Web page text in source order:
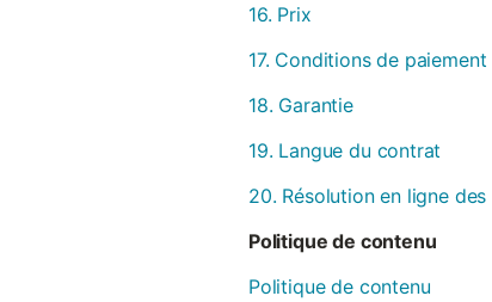
16. Prix
17. Conditions de paiement
18. Garantie
19. Langue du contrat
20. Résolution en ligne
Politique de contenu
Politique de contenu